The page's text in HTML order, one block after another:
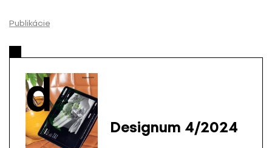
Publikácie
Designum 4/2024